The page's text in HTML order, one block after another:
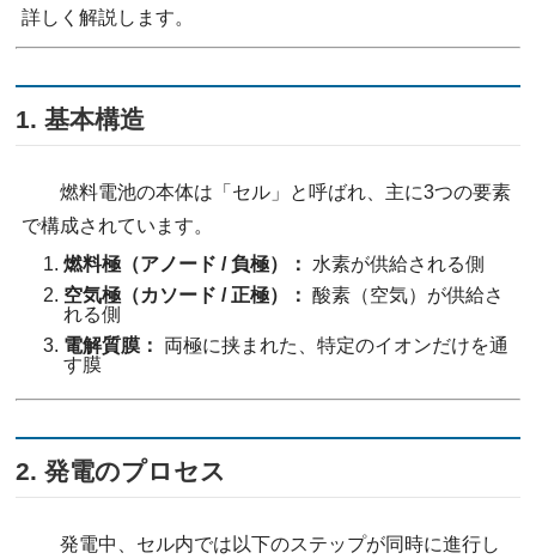
詳しく解説します。
1. 基本構造
燃料電池の本体は「セル」と呼ばれ、主に3つの要素
で構成されています。
燃料極（アノード / 負極）：
水素が供給される側
空気極（カソード / 正極）： 酸素（空気）が供給さ
れる側
電解質膜：
両極に挟まれた、特定のイオンだけを通
す膜
2. 発電のプロセス
発電中、セル内では以下のステップが同時に進行し